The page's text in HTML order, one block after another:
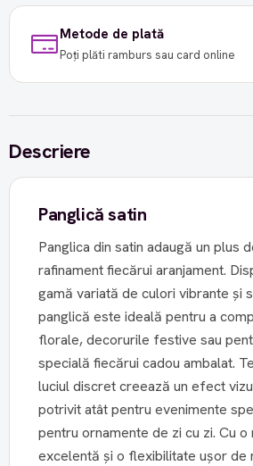
Metode de plată
Poți plăti ramburs sau card online
Descriere
Panglică satin
Panglica din satin adaugă un plus
rafinament fiecărui aranjament.
gamă variată de culori vibrante și
panglică este ideală pentru a
florale, decorurile festive sau
specială fiecărui cadou ambalat.
luciul discret creează un efect
potrivit atât pentru evenimente
pentru ornamente de zi cu zi. Cu
excelentă și o flexibilitate ușor de